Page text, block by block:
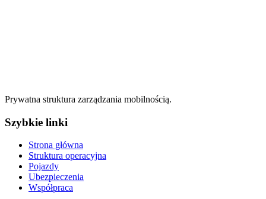
Prywatna struktura zarządzania mobilnością.
Szybkie linki
Strona główna
Struktura operacyjna
Pojazdy
Ubezpieczenia
Współpraca